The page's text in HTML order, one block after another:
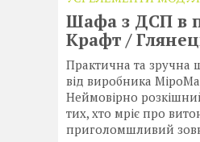
Шафа з ДСП в
Крафт /
Практична та зручна
від виробника
Неймовірно
тих, хто мріє про
приголомшливий